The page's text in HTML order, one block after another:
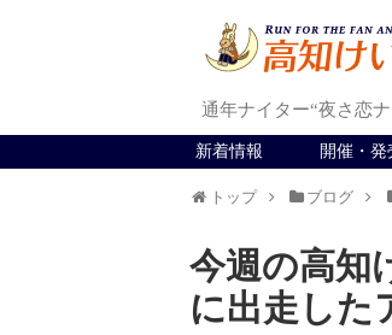
通年ナイター“夜さ恋
新着情報 開催・
トップ ブログ
今週の高知
に出走した